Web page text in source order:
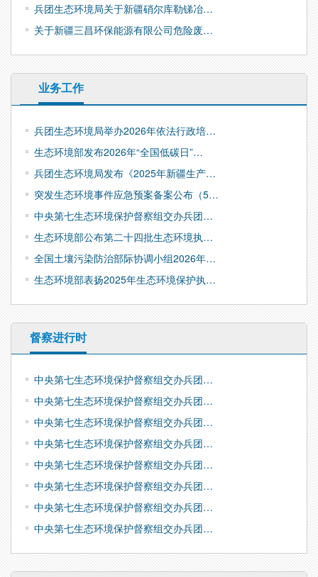
兵团生态环境局关于新疆硝尔库勒锑冶…
关于新疆三昌环保能源有限公司危险废…
业务工作
兵团生态环境局举办2026年依法行政培…
生态环境部发布2026年“全国低碳日”…
兵团生态环境局发布《2025年新疆生产…
突发生态环境事件应急预案备案公布（5…
中央第七生态环境保护督察组交办兵团…
生态环境部公布第二十四批生态环境执…
全国土壤污染防治部际协调小组2026年…
生态环境部表扬2025年生态环境保护执…
督察进行时
中央第七生态环境保护督察组交办兵团…
中央第七生态环境保护督察组交办兵团…
中央第七生态环境保护督察组交办兵团…
中央第七生态环境保护督察组交办兵团…
中央第七生态环境保护督察组交办兵团…
中央第七生态环境保护督察组交办兵团…
中央第七生态环境保护督察组交办兵团…
中央第七生态环境保护督察组交办兵团…